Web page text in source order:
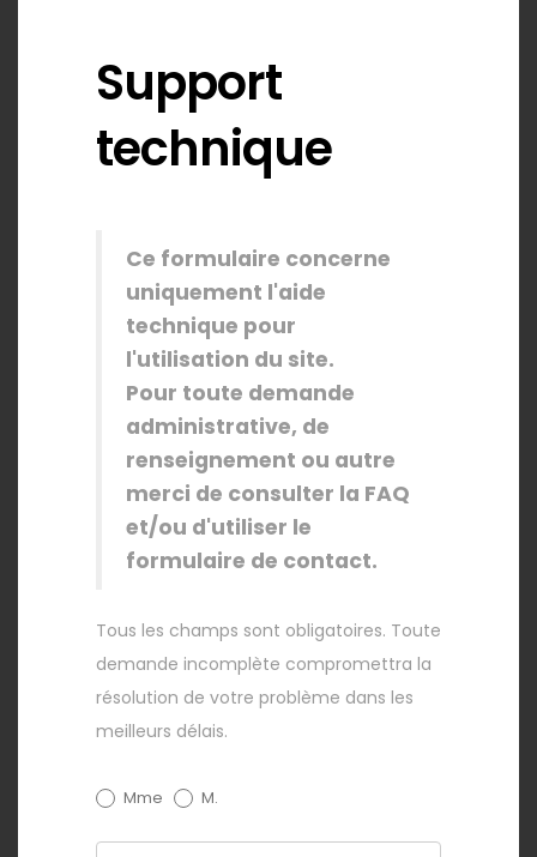
Support
technique
Ce formulaire concerne
uniquement l'aide
technique pour
l'utilisation du site.
Pour toute demande
administrative, de
renseignement ou autre
merci de consulter la FAQ
et/ou d'utiliser le
formulaire de contact.
Tous les champs sont obligatoires. Toute
demande incomplète compromettra la
résolution de votre problème dans les
meilleurs délais.
Support
Mme M.